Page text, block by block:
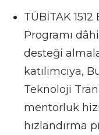
TÜBİTAK
Programı
desteği
katılımcıya,
Teknoloji
mentorluk
hızlandırma